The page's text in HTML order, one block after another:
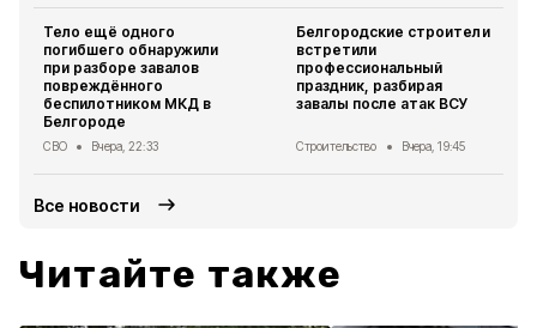
Тело ещё одного
погибшего обнаружили
при разборе завалов
повреждённого
беспилотником МКД в
Белгороде
СВО Вчера, 22:33
Белгородские строители
встретили
профессиональный
праздник, разбирая
завалы после атак ВСУ
Строительство Вчера, 19:45
Все новости
Читайте также